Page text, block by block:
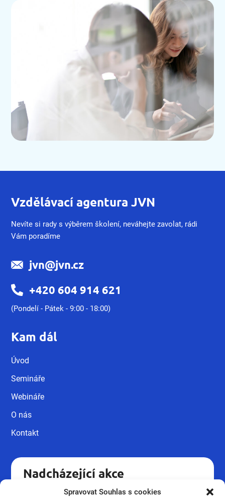
Spravovat Souhlas s cookies
Vzdělávací agentura JVN
Nevíte si rady s výběrem školení, neváhejte zavolat, rádi
Vám poradíme
jvn@jvn.cz
+420 604 914 621
(Pondelí - Pátek - 9:00 - 18:00)
Kam dál
Úvod
Semináře
Webináře
O nás
Kontakt
Nadcházející akce
Kvalifikační kurz pro pracovníky v